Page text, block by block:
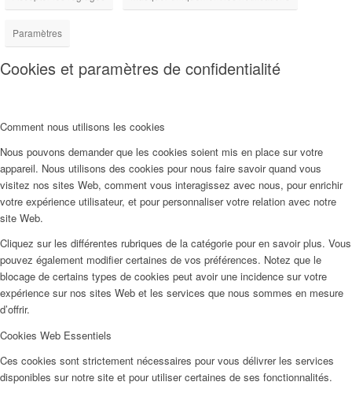
Paramètres
Cookies et paramètres de confidentialité
Comment nous utilisons les cookies
Nous pouvons demander que les cookies soient mis en place sur votre
appareil. Nous utilisons des cookies pour nous faire savoir quand vous
visitez nos sites Web, comment vous interagissez avec nous, pour enrichir
votre expérience utilisateur, et pour personnaliser votre relation avec notre
site Web.
Cliquez sur les différentes rubriques de la catégorie pour en savoir plus. Vous
pouvez également modifier certaines de vos préférences. Notez que le
blocage de certains types de cookies peut avoir une incidence sur votre
expérience sur nos sites Web et les services que nous sommes en mesure
d’offrir.
Cookies Web Essentiels
Ces cookies sont strictement nécessaires pour vous délivrer les services
disponibles sur notre site et pour utiliser certaines de ses fonctionnalités.